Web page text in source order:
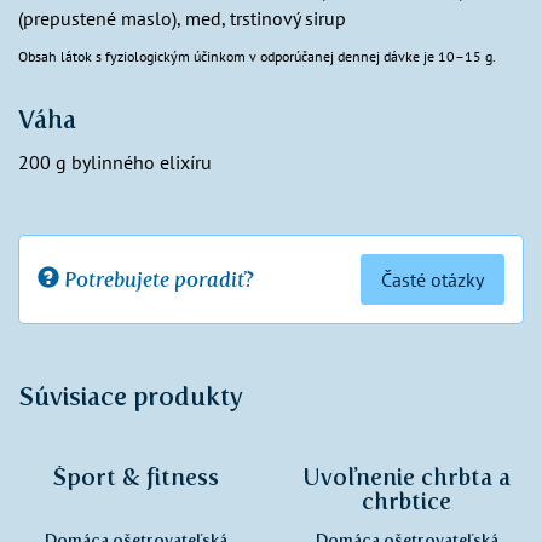
(prepustené maslo), med, trstinový sirup
Obsah látok s fyziologickým účinkom v odporúčanej dennej dávke je 10–15 g.
Váha
200 g bylinného elixíru
Potrebujete poradiť? Časté otázky
Súvisiace produkty
Šport & fitness
Uvoľnenie chrbta a
chrbtice